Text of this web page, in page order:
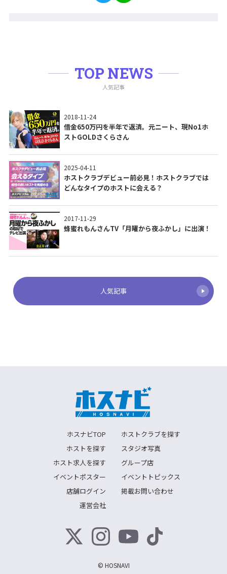
TOP NEWS
人気記事
2018-11-24
借金650万円を半年で返済。元ニート、現No1ホ
ストGOLDさくらさん
2025-04-11
ホストクラブデビュー前必見！ホストクラブでは
どんなタイプのホストに会える？
2017-11-29
蜂蜜れもんさんTV「月曜から夜ふかし」に出演！
人気記事
ホスナビTOP
ホストクラブを探す
ホストを探す
スタジオ写真
ホスト求人を探す
グループ店
イベントポスター
イベントトピックス
店舗ログイン
掲載お問い合わせ
運営会社
© HOSNAVI